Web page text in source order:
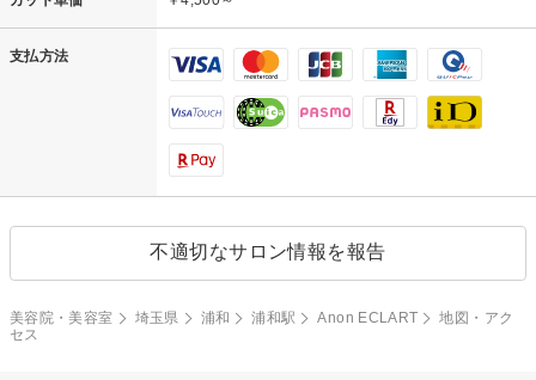
支払方法
不適切なサロン情報を報告
美容院・美容室 埼玉県 浦和 浦和駅 Anon ECLART
地図・アク
セス